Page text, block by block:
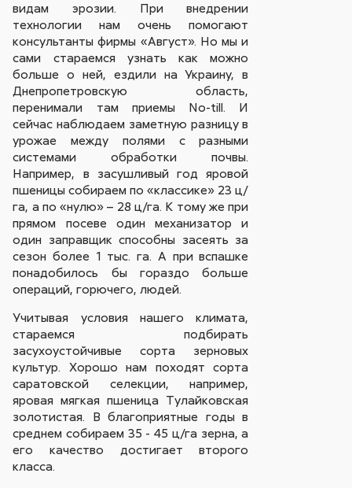
видам эрозии. При внедрении
технологии нам очень помогают
консультанты фирмы «Август». Но мы и
сами стараемся узнать как можно
больше о ней, ездили на Украину, в
Днепропетровскую область,
перенимали там приемы No-till. И
сейчас наблюдаем заметную разницу в
урожае между полями с разными
системами обработки почвы.
Например, в засушливый год яровой
пшеницы собираем по «классике» 23 ц/
га, а по «нулю» – 28 ц/га. К тому же при
прямом посеве один механизатор и
один заправщик способны засеять за
сезон более 1 тыс. га. А при вспашке
понадобилось бы гораздо больше
операций, горючего, людей.
Учитывая условия нашего климата,
стараемся подбирать
засухоустойчивые сорта зерновых
культур. Хорошо нам походят сорта
саратовской селекции, например,
яровая мягкая пшеница Тулайковская
золотистая. В благоприятные годы в
среднем собираем 35 - 45 ц/га зерна, а
его качество достигает второго
класса.